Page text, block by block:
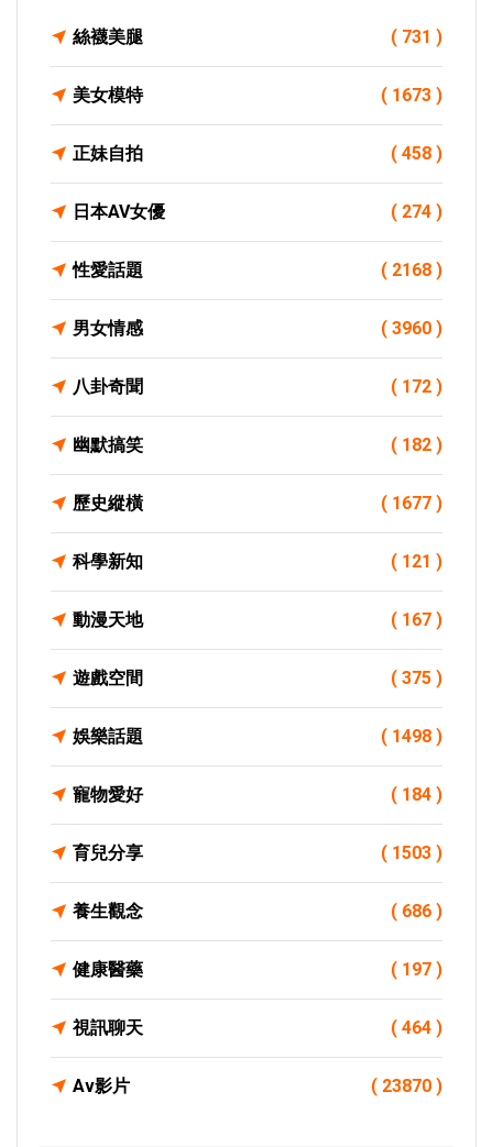
絲襪美腿 ( 731 )
美女模特 ( 1673 )
正妹自拍 ( 458 )
日本AV女優 ( 274 )
性愛話題 ( 2168 )
男女情感 ( 3960 )
八卦奇聞 ( 172 )
幽默搞笑 ( 182 )
歷史縱橫 ( 1677 )
科學新知 ( 121 )
動漫天地 ( 167 )
遊戲空間 ( 375 )
娛樂話題 ( 1498 )
寵物愛好 ( 184 )
育兒分享 ( 1503 )
養生觀念 ( 686 )
健康醫藥 ( 197 )
視訊聊天 ( 464 )
Av影片 ( 23870 )